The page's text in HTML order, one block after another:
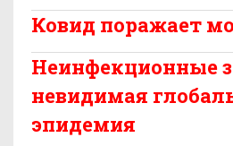
Ковид поражает
Неинфекционные
невидимая
эпидемия